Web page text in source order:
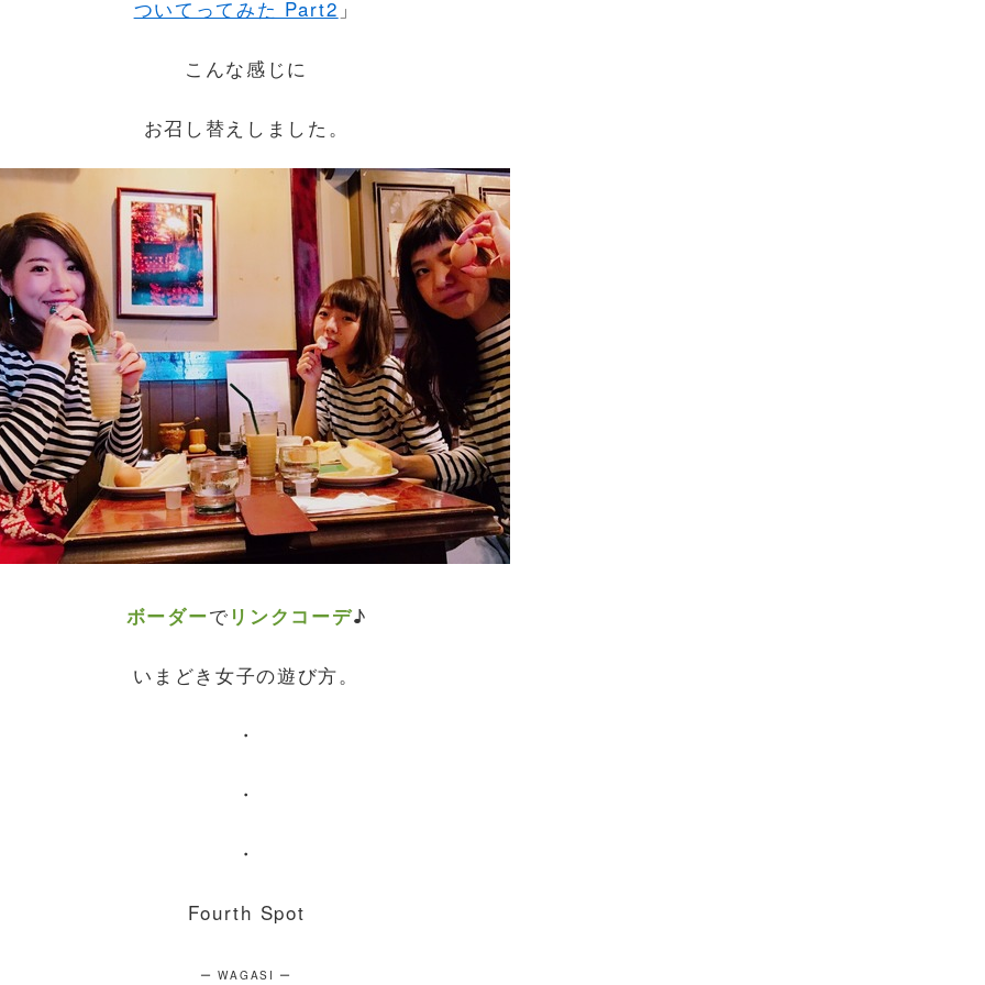
ついてってみた Part2 」
こんな感じに
お召し替えしました。
ボーダーで リンクコーデ♪
いまどき女子の遊び方。
・
・
・
Fourth Spot
ー WAGASI ー